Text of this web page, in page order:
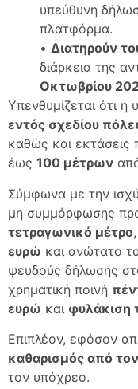
υπεύθυνη
πλατφόρμα.
• Διατηρούν
διάρκεια της
Οκτωβρίου
Υπενθυμίζεται ότι
εντός σχεδίου
καθώς και εκτάσεις
έως 100 μέτρων
Σύμφωνα με την
μη συμμόρφωσης
τετραγωνικό μέτρο
ευρώ και ανώτατο
ψευδούς δήλωσης
χρηματική ποινή
ευρώ και φυλάκιση
Επιπλέον, εφόσον
καθαρισμός από
τον υπόχρεο.